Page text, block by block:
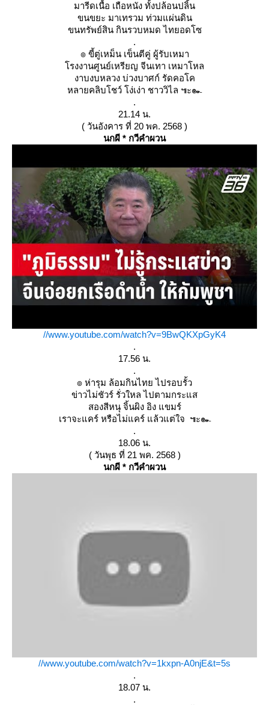
มารีดเนื้อ เถือหนัง ทั้งปล้อนปลิ้น
ขนขยะ มาเทรวม ท่วมแผ่นดิน
ขนทรัพย์สิน กินรวบหมด ไทยอดโซ
.
๏ ขี้ตู่เหม็น เข็นตีคู่ ผู้รับเหมา
รงงานศูนย์เหรียญ จีนเทา เหมาโหล
งาบงบหลวง บ่วงบาศก์ รัดคอโค
หลายคลิบโชว์ โง่เง่า ชาววิไล ๚ะ๛
.
21.14 น.
( วันอังคาร ที่ 20 พค. 2568 )
นกผี * กวีคำผวน
//www.youtube.com/watch?v=9BwQKXpGyK4
.
17.56 น.
.
๏ ห่ารุม ล้อมกินไทย ไปรอบรั้ว
ข่าวไม่ชัวร์ รั่วใหล ไปตามกระแส
สองสีหนุ จิ้นผิง อิง แขมร์
เราจะแคร์ หรือไม่แคร์ แล้วแต่ใจ ๚ะ๛
.
18.06 น.
( วันพุธ ที่ 21 พค. 2568 )
นกผี * กวีคำผวน
//www.youtube.com/watch?v=1kxpn-A0njE&t=5s
.
18.07 น.
.